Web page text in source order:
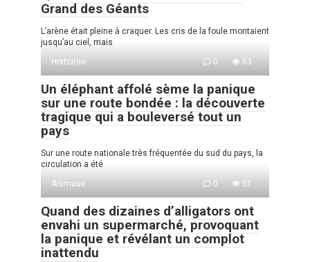
Grand des Géants
L’arène était pleine à craquer. Les cris de la foule montaient
jusqu’au ciel, mais
Histoires
0 53
Un éléphant affolé sème la panique
sur une route bondée : la découverte
tragique qui a bouleversé tout un
pays
Sur une route nationale très fréquentée du sud du pays, la
circulation a été
Animaux
0 51
Quand des dizaines d’alligators ont
envahi un supermarché, provoquant
la panique et révélant un complot
inattendu